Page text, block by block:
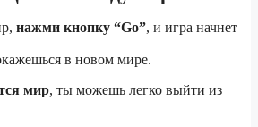
нажми кнопку “Go”, и игра начнет
в новом мире.
мир, ты можешь легко выйти из